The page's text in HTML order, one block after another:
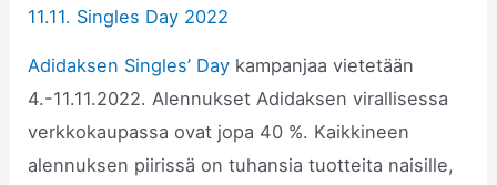
11.11. Singles Day 2022
Adidaksen Singles’ Day kampanjaa vietetään
4.-11.11.2022. Alennukset Adidaksen virallisessa
verkkokaupassa ovat jopa 40 %. Kaikkineen
alennuksen piirissä on tuhansia tuotteita naisille,